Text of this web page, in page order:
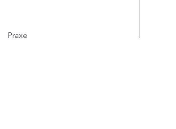
Praxe